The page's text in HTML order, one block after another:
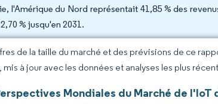
l'Amérique du Nord représentait 41,85 % des
% jusqu'en 2031.
de la taille du marché et des prévisions de ce
à jour avec les données et analyses les plus
Mondiales du Marché de l'IoT